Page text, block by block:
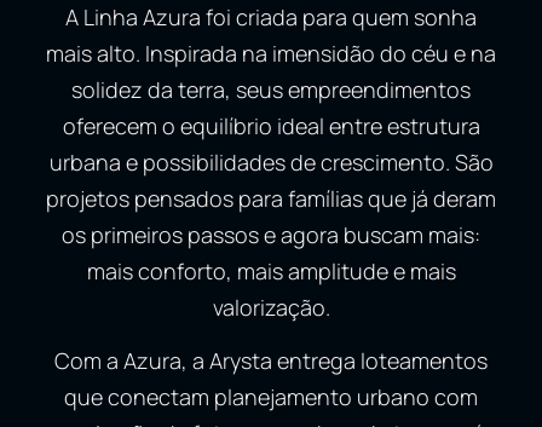
A Linha Azura foi criada para quem sonha
mais alto. Inspirada na imensidão do céu e na
solidez da terra, seus empreendimentos
oferecem o equilíbrio ideal entre estrutura
urbana e possibilidades de crescimento. São
projetos pensados para famílias que já deram
os primeiros passos e agora buscam mais:
mais conforto, mais amplitude e mais
valorização.
Com a Azura, a Arysta entrega loteamentos
que conectam planejamento urbano com